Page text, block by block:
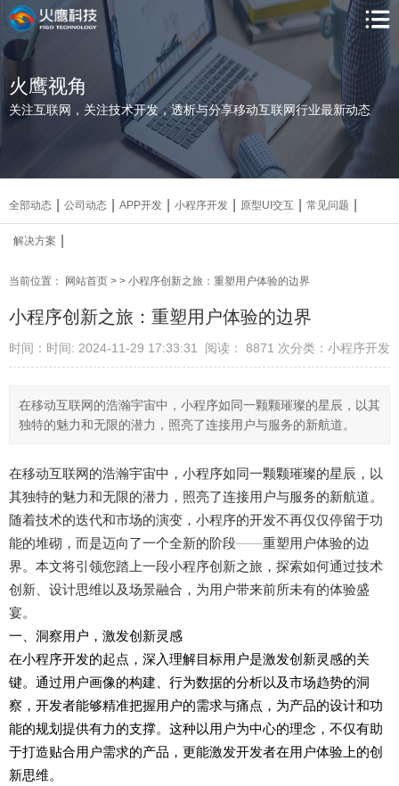
火鹰视角
关注互联网，关注技术开发，透析与分享移动互联网行业最新动态
全部动态 公司动态 APP开发 小程序开发 原型UI交互 常见问题
解决方案
当前位置： 网站首页 > > 小程序创新之旅：重塑用户体验的边界
小程序创新之旅：重塑用户体验的边界
时间：时间: 2024-11-29 17:33:31 阅读： 8871 次分类：小程序开发
在移动互联网的浩瀚宇宙中，小程序如同一颗颗璀璨的星辰，以其
独特的魅力和无限的潜力，照亮了连接用户与服务的新航道。
在移动互联网的浩瀚宇宙中，小程序如同一颗颗璀璨的星辰，以
其独特的魅力和无限的潜力，照亮了连接用户与服务的新航道。
随着技术的迭代和市场的演变，小程序的开发不再仅仅停留于功
能的堆砌，而是迈向了一个全新的阶段——重塑用户体验的边
界。本文将引领您踏上一段小程序创新之旅，探索如何通过技术
创新、设计思维以及场景融合，为用户带来前所未有的体验盛
宴。
一、洞察用户，激发创新灵感
在小程序开发的起点，深入理解目标用户是激发创新灵感的关
键。通过用户画像的构建、行为数据的分析以及市场趋势的洞
察，开发者能够精准把握用户的需求与痛点，为产品的设计和功
能的规划提供有力的支撑。这种以用户为中心的理念，不仅有助
于打造贴合用户需求的产品，更能激发开发者在用户体验上的创
新思维。